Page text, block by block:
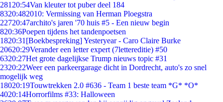
281 20:54Van kleuter tot puber deel 184
8320:482010: Vermissing van Herman Ploegstra
22720:47archito's jaren '70 huis #5 - Een nieuw begin
820:36Poepen tijdens het tandenpoetsen
1820:31 [Boekbespreking] Yesteryear - Caro Claire Burke
20620:29Verander een letter expert (7lettereditie) #50
6320:27Het grote dagelijkse Trump nieuws topic #31
2320:22Weer een parkeergarage dicht in Dordrecht, auto's zo snel
mogelijk weg
18020:19Touwtrekken 2.0 #636 - Team 1 beste team *G* *O*
4020:14Horrorfilms #33: Halloween